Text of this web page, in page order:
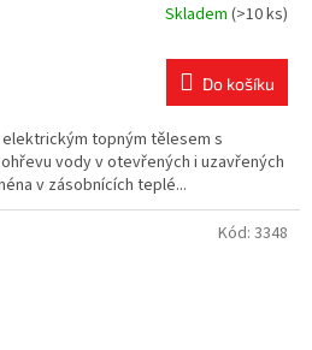
M
A
Skladem (>10 ks)
Do košíku
topným tělesem s
vody v otevřených i uzavřených
v zásobnících teplé...
Kód: 3348